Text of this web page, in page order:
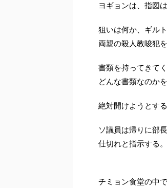
ヨギョンは、指図
狙いは何か、ギル
両親の殺人教唆犯
書類を持ってきて
どんな書類なのか
絶対開けようとす
ソ議員は帰りに部
仕切れと指示する。
チミョン食堂の中